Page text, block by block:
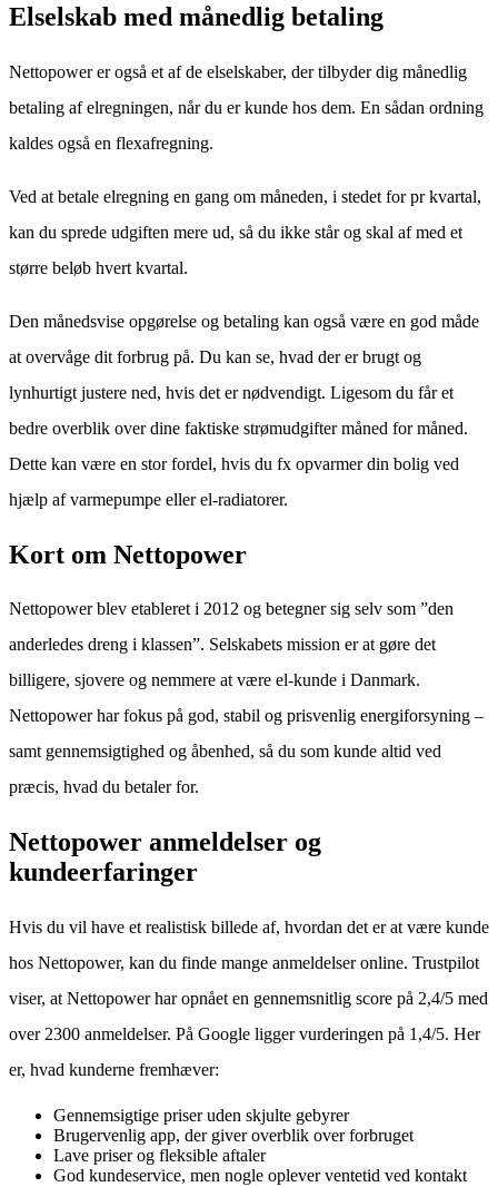
Elselskab med månedlig betaling
Nettopower er også et af de elselskaber, der tilbyder dig månedlig
betaling af elregningen, når du er kunde hos dem. En sådan ordning
kaldes også en flexafregning.
Ved at betale elregning en gang om måneden, i stedet for pr kvartal,
kan du sprede udgiften mere ud, så du ikke står og skal af med et
større beløb hvert kvartal.
Den månedsvise opgørelse og betaling kan også være en god måde
at overvåge dit forbrug på. Du kan se, hvad der er brugt og
lynhurtigt justere ned, hvis det er nødvendigt. Ligesom du får et
bedre overblik over dine faktiske strømudgifter måned for måned.
Dette kan være en stor fordel, hvis du fx opvarmer din bolig ved
hjælp af varmepumpe eller el-radiatorer.
Kort om Nettopower
Nettopower blev etableret i 2012 og betegner sig selv som ”den
anderledes dreng i klassen”. Selskabets mission er at gøre det
billigere, sjovere og nemmere at være el-kunde i Danmark.
Nettopower har fokus på god, stabil og prisvenlig energiforsyning –
samt gennemsigtighed og åbenhed, så du som kunde altid ved
præcis, hvad du betaler for.
Nettopower anmeldelser og
kundeerfaringer
Hvis du vil have et realistisk billede af, hvordan det er at være kunde
hos Nettopower, kan du finde mange anmeldelser online. Trustpilot
viser, at Nettopower har opnået en gennemsnitlig score på 2,4/5 med
over 2300 anmeldelser. På Google ligger vurderingen på 1,4/5. Her
er, hvad kunderne fremhæver:
Gennemsigtige priser uden skjulte gebyrer
Brugervenlig app, der giver overblik over forbruget
Lave priser og fleksible aftaler
God kundeservice, men nogle oplever ventetid ved kontakt